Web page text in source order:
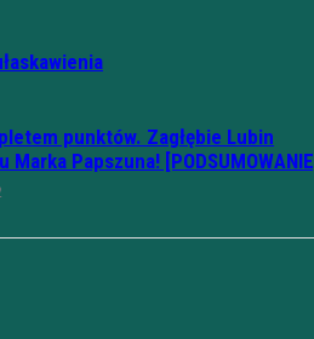
punktów. Zagłębie Lubin
Papszuna!